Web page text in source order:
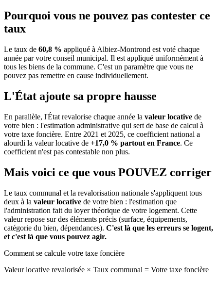
Pourquoi vous ne pouvez pas contester ce
taux
Le taux de 60,8 % appliqué à Albiez-Montrond est voté chaque
année par votre conseil municipal. Il est appliqué uniformément à
tous les biens de la commune. C'est un paramètre que vous ne
pouvez pas remettre en cause individuellement.
L'État ajoute sa propre hausse
En parallèle, l'État revalorise chaque année la valeur locative de
votre bien : l'estimation administrative qui sert de base de calcul à
votre taxe foncière. Entre 2021 et 2025, ce coefficient national a
alourdi la valeur locative de +17,0 % partout en France. Ce
coefficient n'est pas contestable non plus.
Mais voici ce que vous POUVEZ corriger
Le taux communal et la revalorisation nationale s'appliquent tous
deux à la valeur locative de votre bien : l'estimation que
l'administration fait du loyer théorique de votre logement. Cette
valeur repose sur des éléments précis (surface, équipements,
catégorie du bien, dépendances). C'est là que les erreurs se logent,
et c'est là que vous pouvez agir.
Comment se calcule votre taxe foncière
Valeur locative revalorisée × Taux communal = Votre taxe foncière